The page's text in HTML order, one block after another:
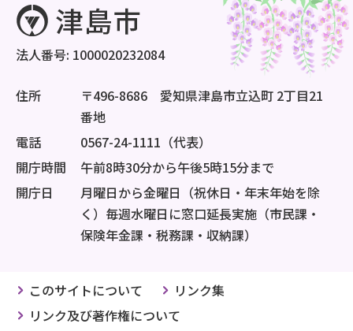
法人番号: 1000020232084
住所
〒496-8686 愛知県津島市立込町 2丁目21
番地
電話
0567-24-1111（代表）
開庁時間
午前8時30分から午後5時15分まで
開庁日
月曜日から金曜日（祝休日・年末年始を除
く）毎週水曜日に窓口延長実施（市民課・
保険年金課・税務課・収納課）
このサイトについて
リンク集
リンク及び著作権について